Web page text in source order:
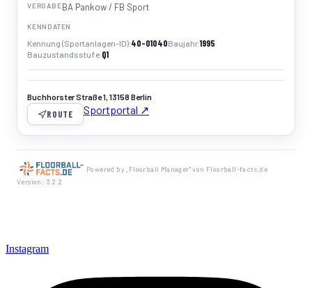
VERGABEBA Pankow / FB Sport
KENNDATEN
Kennung (Sportanlagen-ID) 40-01040Baujahr 1995
Bauzustandsstufe Q1
Buchhorster Straße 1, 13158 Berlin
ROUTE Sportportal ↗
Powered by „Floorball Manager" von Floorball-facts.de
Version: 3.2.2
Instagram